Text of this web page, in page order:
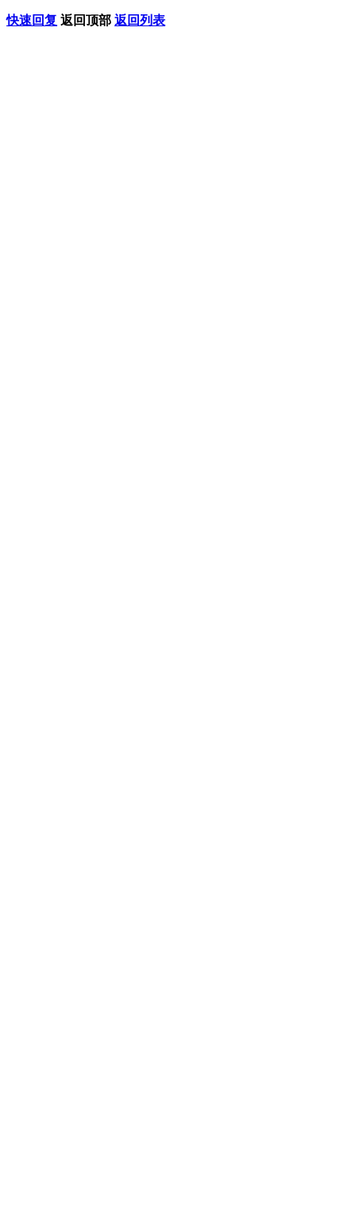
快速回复 返回顶部 返回列表